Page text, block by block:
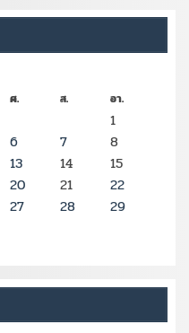
ศ. ส. อา.
1
6 7
8
13 14
15
20 21
22
27 28
29